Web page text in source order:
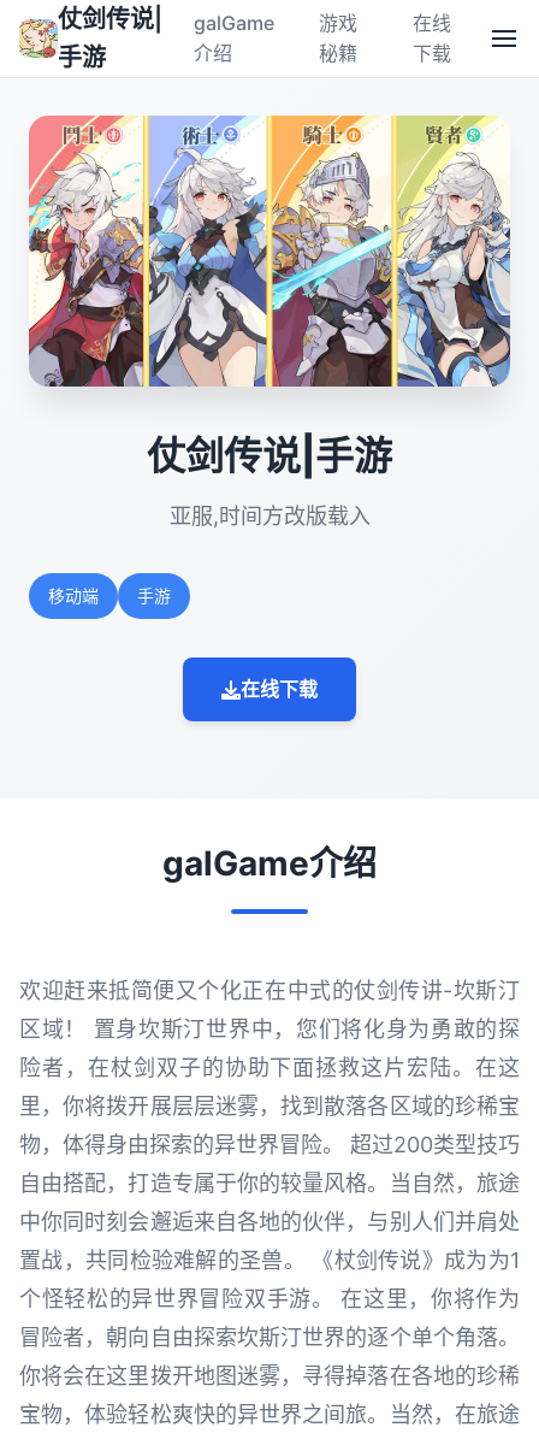
仗剑传说|
手游
galGame
介绍
游戏
秘籍
在线
下载
仗剑传说|手游
亚服,时间方改版载入
移动端 手游
在线下载
galGame介绍
欢迎赶来抵简便又个化正在中式的仗剑传讲-坎斯汀
区域！ 置身坎斯汀世界中，您们将化身为勇敢的探
险者，在杖剑双子的协助下面拯救这片宏陆。在这
里，你将拨开展层层迷雾，找到散落各区域的珍稀宝
物，体得身由探索的异世界冒险。 超过200类型技巧
自由搭配，打造专属于你的较量风格。当自然，旅途
中你同时刻会邂逅来自各地的伙伴，与别人们并肩处
置战，共同检验难解的圣兽。 《杖剑传说》成为为1
个怪轻松的异世界冒险双手游。 在这里，你将作为
冒险者，朝向自由探索坎斯汀世界的逐个单个角落。
你将会在这里拨开地图迷雾，寻得掉落在各地的珍稀
宝物，体验轻松爽快的异世界之间旅。当然，在旅途